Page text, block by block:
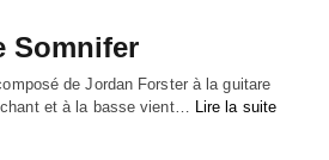
Somnifer
de Jordan Forster à la guitare
et à la basse vient… Lire la suite